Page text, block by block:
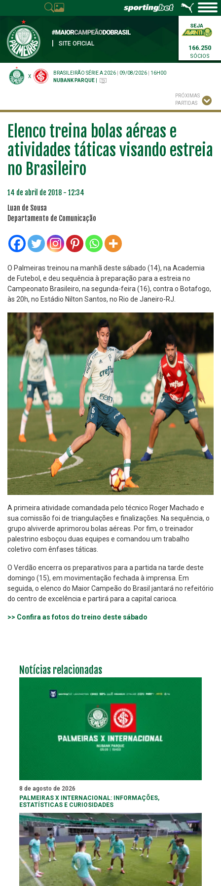
SITE OFICIAL
166.250
SÓCIOS
X
BRASILEIRÃO SÉRIE A 2026 09/08/2026
16H00
NUBANK PARQUE
PRÓXIMAS
PARTIDAS
Elenco treina bolas aéreas e
atividades táticas visando estreia
no Brasileiro
14 de abril de 2018 - 12:34
Luan de Sousa
Departamento de Comunicação
O Palmeiras treinou na manhã deste sábado (14), na Academia
de Futebol, e deu sequência à preparação para a estreia no
Campeonato Brasileiro, na segunda-feira (16), contra o Botafogo,
às 20h, no Estádio Nilton Santos, no Rio de Janeiro-RJ.
A primeira atividade comandada pelo técnico Roger Machado e
sua comissão foi de triangulações e finalizações. Na sequência, o
grupo alviverde aprimorou bolas aéreas. Por fim, o treinador
palestrino esboçou duas equipes e comandou um trabalho
coletivo com ênfases táticas.
O Verdão encerra os preparativos para a partida na tarde deste
domingo (15), em movimentação fechada à imprensa. Em
seguida, o elenco do Maior Campeão do Brasil jantará no refeitório
do centro de excelência e partirá para a capital carioca.
>> Confira as fotos do treino deste sábado
Notícias relacionadas
8 de agosto de 2026
PALMEIRAS X INTERNACIONAL: INFORMAÇÕES,
ESTATÍSTICAS E CURIOSIDADES